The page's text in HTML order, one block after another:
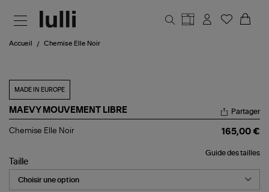
Accueil Chemise Elle Noir
MADE IN EUROPE
MAEVY MOUVEMENT LIBRE
Chemise
Partager
Chemise Elle Noir 165,00 €
Guide des tailles
Taille